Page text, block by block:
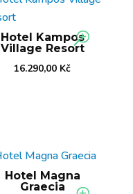
Hotel Kampos
Village Resort
16.290,00 Kč
Hotel Magna
Graecia